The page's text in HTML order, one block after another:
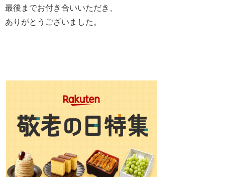
最後までお付き合いいただき、
ありがとうございました。